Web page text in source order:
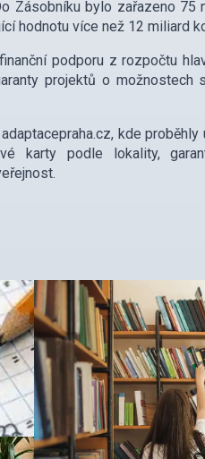
Zásobníku bylo zařazeno 75
hodnotu více než 12 miliard
podporu z rozpočtu
projektů o možnostech
kde
karty podle lokality,